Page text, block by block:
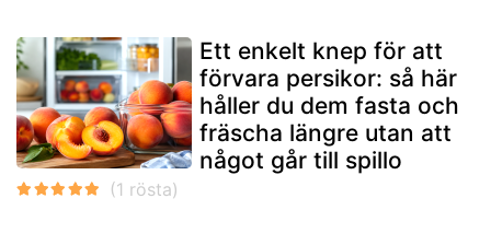
Ett enkelt knep för att
förvara persikor: så här
håller du dem fasta och
fräscha längre utan att
något går till spillo